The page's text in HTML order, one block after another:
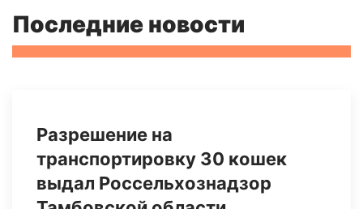
Последние новости
Разрешение на
транспортировку 30 кошек
выдал Россельхознадзор